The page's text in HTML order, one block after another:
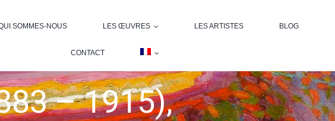
SOMMES-NOUS LES ŒUVRES LES ARTISTES BLOG
CONTACT
– 1915),